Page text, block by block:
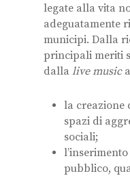
legate alla vita
adeguatamente
municipi. Dalla
principali meriti
dalla live music
la creazione
spazi di
sociali;
pubblico,